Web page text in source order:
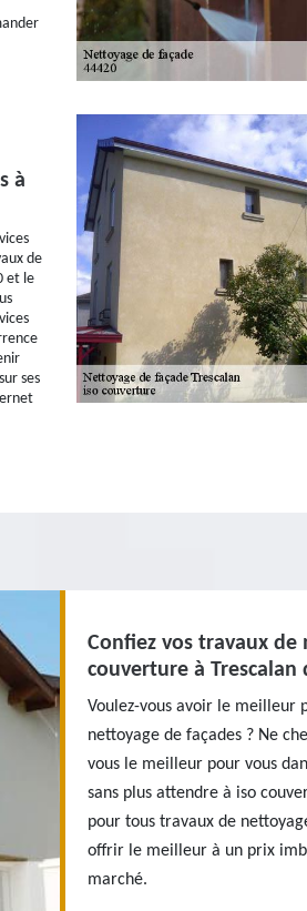
à
de
et le
ses
Confiez vos travaux de
couverture à Trescalan
Voulez-vous avoir le meilleur
nettoyage de façades ? Ne
vous le meilleur pour vous
sans plus attendre à iso
pour tous travaux de
offrir le meilleur à un prix
marché.